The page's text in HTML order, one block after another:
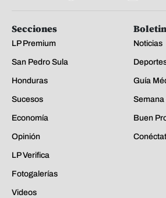
Secciones
LP Premium
San Pedro Sula
Honduras
Sucesos
Economía
Opinión
LP Verifica
Fotogalerías
Videos
Noticias
Guía
Semana
Buen